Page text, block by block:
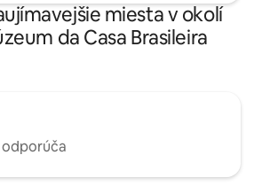
miesta v okolí
da Casa Brasileira
odporúča